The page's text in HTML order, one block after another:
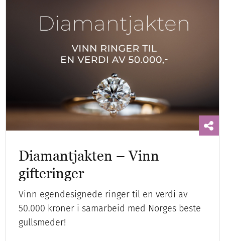
Diamantjakten – Vinn
gifteringer
Vinn egendesignede ringer til en verdi av
50.000 kroner i samarbeid med Norges beste
gullsmeder!